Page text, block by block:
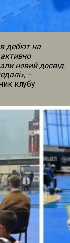
дебют на
новий досвід.
–
клубу